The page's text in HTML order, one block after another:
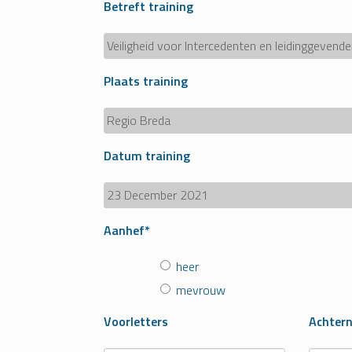
Betreft training
Plaats training
Datum training
Aanhef*
heer
mevrouw
Voorletters